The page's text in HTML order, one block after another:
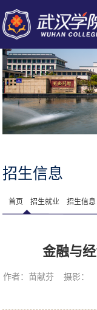
招生信息
首页 招生就业 招生信息
金融与
作者：苗献芬 摄影：